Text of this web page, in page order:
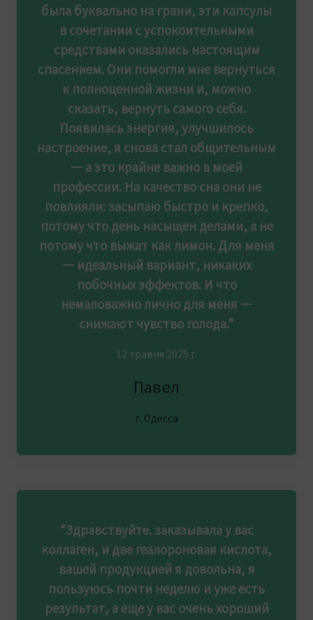
была буквально на грани, эти капсулы
в сочетании с успокоительными
средствами оказались настоящим
спасением. Они помогли мне вернуться
к полноценной жизни и, можно
сказать, вернуть самого себя.
Появилась энергия, улучшилось
настроение, я снова стал общительным
— а это крайне важно в моей
профессии. На качество сна они не
повлияли: засыпаю быстро и крепко,
потому что день насыщен делами, а не
потому что выжат как лимон. Для меня
— идеальный вариант, никаких
побочных эффектов. И что
немаловажно лично для меня —
снижают чувство голода.”
12 травня 2025 г.
Павел
г. Одесса
“Здравствуйте. заказывала у вас
коллаген, и две геалороновая кислота,
вашей продукцией я довольна, я
пользуюсь почти неделю и уже есть
результат, а еще у вас очень хороший